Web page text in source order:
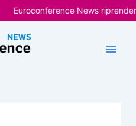
Euroconference News riprenderà